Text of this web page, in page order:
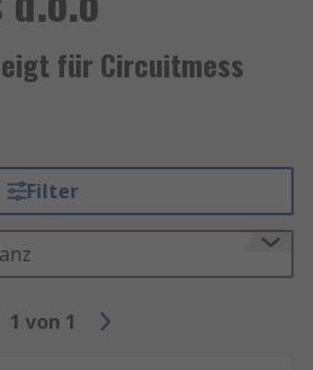
für Circuitmess
Filter
1 von 1